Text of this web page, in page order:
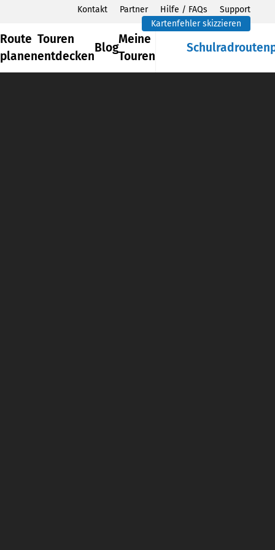
Kontakt Partner Hilfe / FAQs
Support
Kartenfehler skizzieren
Route
planen
Touren
entdecken
Blog
Meine
Touren